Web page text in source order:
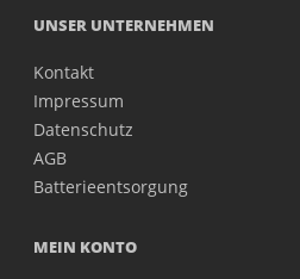
UNSER UNTERNEHMEN
Kontakt
Impressum
Datenschutz
AGB
Batterieentsorgung
MEIN KONTO